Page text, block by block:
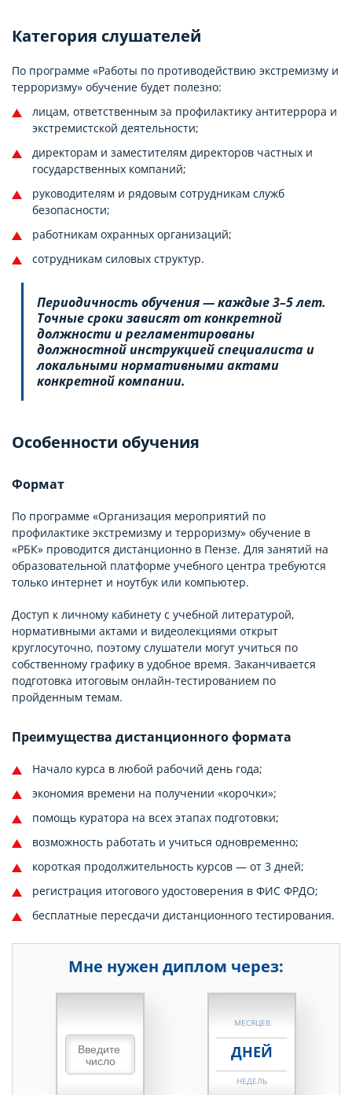
Категория слушателей
По программе «Работы по противодействию экстремизму и
терроризму» обучение будет полезно:
лицам, ответственным за профилактику антитеррора и
экстремистской деятельности;
директорам и заместителям директоров частных и
государственных компаний;
руководителям и рядовым сотрудникам служб
безопасности;
работникам охранных организаций;
сотрудникам силовых структур.
Периодичность обучения — каждые 3–5 лет.
Точные сроки зависят от конкретной
должности и регламентированы
должностной инструкцией специалиста и
локальными нормативными актами
конкретной компании.
Особенности обучения
Формат
По программе «Организация мероприятий по
профилактике экстремизму и терроризму» обучение в
«РБК» проводится дистанционно в Пензе. Для занятий на
образовательной платформе учебного центра требуются
только интернет и ноутбук или компьютер.
Доступ к личному кабинету с учебной литературой,
нормативными актами и видеолекциями открыт
круглосуточно, поэтому слушатели могут учиться по
собственному графику в удобное время. Заканчивается
подготовка итоговым онлайн-тестированием по
пройденным темам.
Преимущества дистанционного формата
Начало курса в любой рабочий день года;
экономия времени на получении «корочки»;
помощь куратора на всех этапах подготовки;
возможность работать и учиться одновременно;
короткая продолжительность курсов — от 3 дней;
регистрация итогового удостоверения в ФИС ФРДО;
бесплатные пересдачи дистанционного тестирования.
Мне нужен диплом через:
НЕДЕЛЬ
МЕСЯЦЕВ
ДНЕЙ
НЕДЕЛЬ